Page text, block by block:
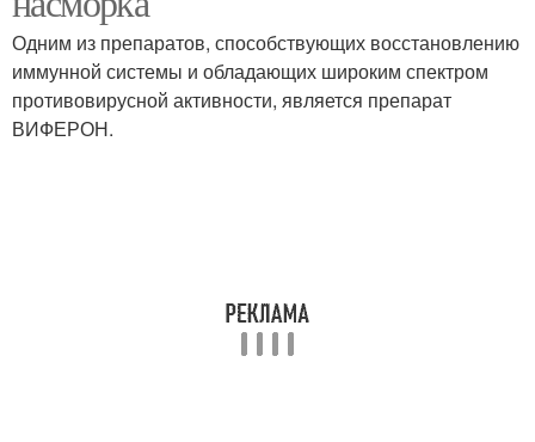
Одним из препаратов, способствующих восстановлению
иммунной системы и обладающих широким спектром
противовирусной активности, является препарат
ВИФЕРОН.